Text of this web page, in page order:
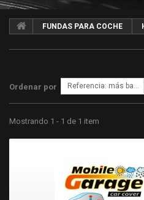
FUNDAS PARA COCHE
Ordenar por Referencia: más bajo primero
Mostrando 1 - 1 de 1 item